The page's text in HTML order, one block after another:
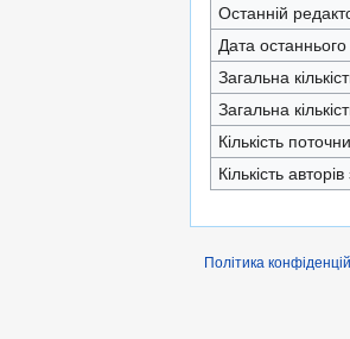
Останній
Дата
Загальна
Загальна
Кількість
Кількість
Політика